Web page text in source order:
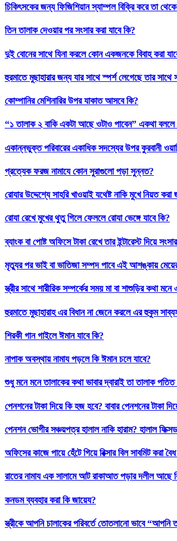
চিকিৎসকের জন্য ফিজিশিয়ান স্যাম্পল বিক্রি করে তা
তিন তালাক দেওয়ার পর সংসার করা যাবে কি?
দুই বোনের সাথে যিনা করলে কোন একজনকে বিবাহ করা
হুরমাতে মুছাহারার জন্য যার সাথে স্পর্শ লেগেছে তার
কোম্পানির মেশিনারির উপর যাকাত আসবে কি?
“১ তালাক ২ বাকি একটা আছে ওটাও পাবেন” একথা বললে
একান্নভুক্ত পরিবারের একাধিক সদস্যের উপর কুরবানী
প্রত্যেক ফরজ নামাযে কোন সুরাগুলো পড়া সুন্নত?
রোযার উদ্দেশ্যে সাহরি খাওয়াই যথেষ্ট নাকি মুখে নিয়ত করা
রোযা রেখে মুখের থুতু গিলে ফেললে রোযা ভেঙ্গে যাবে কি?
ব্যাংক বা পোষ্ট অফিসে টাকা রেখে তার ইন্টারেস্ট দিয়ে
মৃত্যুর পর ভাই বা ভাতিজা সম্পদ পাবে এই আশঙ্কায়
স্ত্রীর সাথে শারীরিক সম্পর্কের সময় মা বা শাশুড়ির কথা
হুরমাতে মুছাহারাহ এর বিধান না জেনে করলে এর হুকুম
শিরকী গান গাইলে ঈমান যাবে কি?
নাপাক অবস্থায় নামায পড়লে কি ঈমান চলে যাবে?
শুধু মনে মনে তালাকের কথা ভাবার দ্বারাই তা তালাক পতিত
পেনশনের টাকা দিয়ে কি হজ হবে? বাবার পেনশনের টাকা
পেনশন ভোগীর সঞ্চয়পত্র হালাল নাকি হারাম? হালাল
অফিসের কাজে পায়ে হেঁটে গিয়ে রিক্সার বিল সাবমিট করা
রাতের নামায এক সালামে আট রাকাআত পড়ার দলীল আছে
কনডম ব্যবহার করা কি জায়েয?
স্ত্রীকে আপনি চালাকের পরিবর্তে তোতলানো ভাবে “আপনি